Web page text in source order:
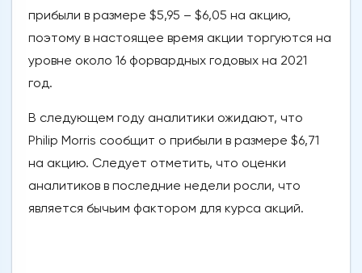
прибыли в размере $5,95 – $6,05 на акцию,
поэтому в настоящее время акции торгуются на
уровне около 16 форвардных годовых на 2021
год.
В следующем году аналитики ожидают, что
Philip Morris сообщит о прибыли в размере $6,71
на акцию. Следует отметить, что оценки
аналитиков в последние недели росли, что
является бычьим фактором для курса акций.